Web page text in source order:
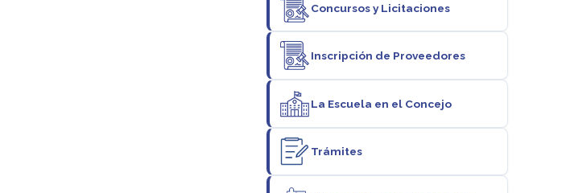
Concursos y Licitaciones
Inscripción de Proveedores
La Escuela en el Concejo
Trámites